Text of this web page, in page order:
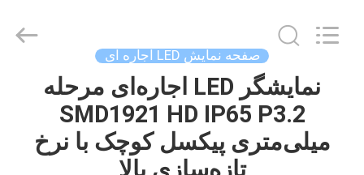
محصولات
Creation
Limited.
صفحه نمایش LED اجاره ای
نمایشگر LED اجاره‌ای مرحله
SMD1921 HD IP65 P3.2
میلی‌متری پیکسل کوچک با نرخ
تازه‌سازی بالا